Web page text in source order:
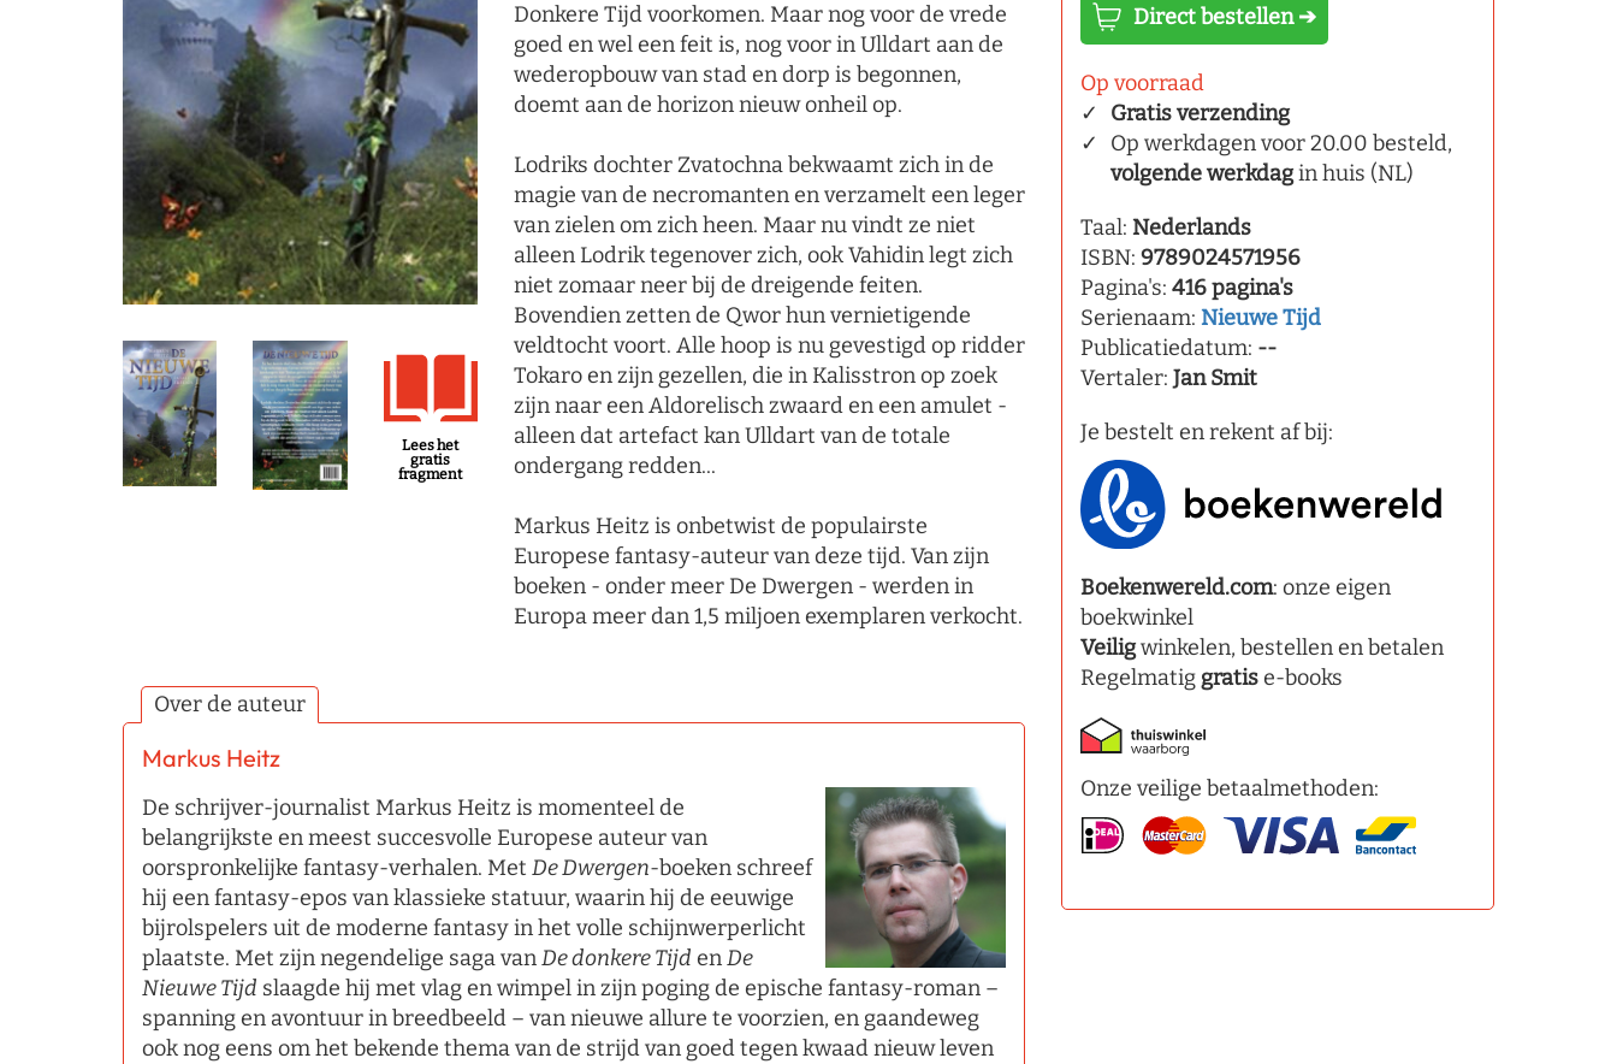
Lees het
gratis
fragment
Donkere Tijd voorkomen. Maar nog voor de vrede
goed en wel een feit is, nog voor in Ulldart aan de
wederopbouw van stad en dorp is begonnen,
doemt aan de horizon nieuw onheil op.
Lodriks dochter Zvatochna bekwaamt zich in de
magie van de necromanten en verzamelt een leger
van zielen om zich heen. Maar nu vindt ze niet
alleen Lodrik tegenover zich, ook Vahidin legt zich
niet zomaar neer bij de dreigende feiten.
Bovendien zetten de Qwor hun vernietigende
veldtocht voort. Alle hoop is nu gevestigd op ridder
Tokaro en zijn gezellen, die in Kalisstron op zoek
zijn naar een Aldorelisch zwaard en een amulet -
alleen dat artefact kan Ulldart van de totale
ondergang redden...
Markus Heitz is onbetwist de populairste
Europese fantasy-auteur van deze tijd. Van zijn
boeken - onder meer De Dwergen - werden in
Europa meer dan 1,5 miljoen exemplaren verkocht.
Over de auteur
Markus Heitz
De schrijver-journalist Markus Heitz is momenteel de
belangrijkste en meest succesvolle Europese auteur van
oorspronkelijke fantasy-verhalen. Met De Dwergen-boeken schreef
hij een fantasy-epos van klassieke statuur, waarin hij de eeuwige
bijrolspelers uit de moderne fantasy in het volle schijnwerperlicht
plaatste. Met zijn negendelige saga vanDe donkere Tijd enDe
Nieuwe Tijd slaagde hij met vlag en wimpel in zijn poging de epische fantasy-roman –
spanning en avontuur in breedbeeld – van nieuwe allure te voorzien, en gaandeweg
ook nog eens om het bekende thema van de strijd van goed tegen kwaad nieuw leven
Direct bestellen ➔
Op voorraad
Gratis verzending
Op werkdagen voor 20.00 besteld,
volgende werkdagin huis (NL)
Taal: Nederlands
ISBN: 9789024571956
Pagina's: 416 pagina's
Serienaam: Nieuwe Tijd
Publicatiedatum: --
Vertaler: Jan Smit
Je bestelt en rekent af bij:
Boekenwereld.com: onze eigen
boekwinkel
Veiligwinkelen, bestellen en betalen
Regelmatig gratise-books
Onze veilige betaalmethoden: